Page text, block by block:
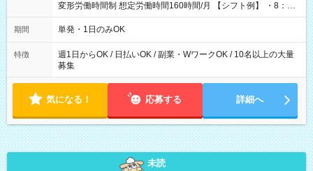
変形労働時間制 想定労働時間160時間/月 【シフト例】 ・8：00
～21：00
期間 単発・1日のみOK
特徴
週1日からOK / 日払いOK / 副業・WワークOK / 10名以上の大量
募集
気になる！ 応募する 詳細へ
未読